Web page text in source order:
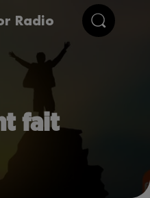
Radio
fait